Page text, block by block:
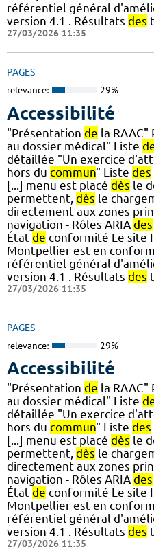
référentiel général
version 4.1 . Résultats des
27/03/2026 11:35
PAGES
relevance: 29%
Accessibilité
"Présentation de la RAAC"
au dossier médical" Liste
détaillée "Un exercice
hors du commun" Liste des
[...] menu est placé dès le
permettent, dès le
directement aux zones
navigation - Rôles ARIA des
État de conformité Le site
Montpellier est en
référentiel général
version 4.1 . Résultats des
27/03/2026 11:35
PAGES
relevance: 29%
Accessibilité
"Présentation de la RAAC"
au dossier médical" Liste
détaillée "Un exercice
hors du commun" Liste des
[...] menu est placé dès le
permettent, dès le
directement aux zones
navigation - Rôles ARIA des
État de conformité Le site
Montpellier est en
référentiel général
version 4.1 . Résultats des
27/03/2026 11:35